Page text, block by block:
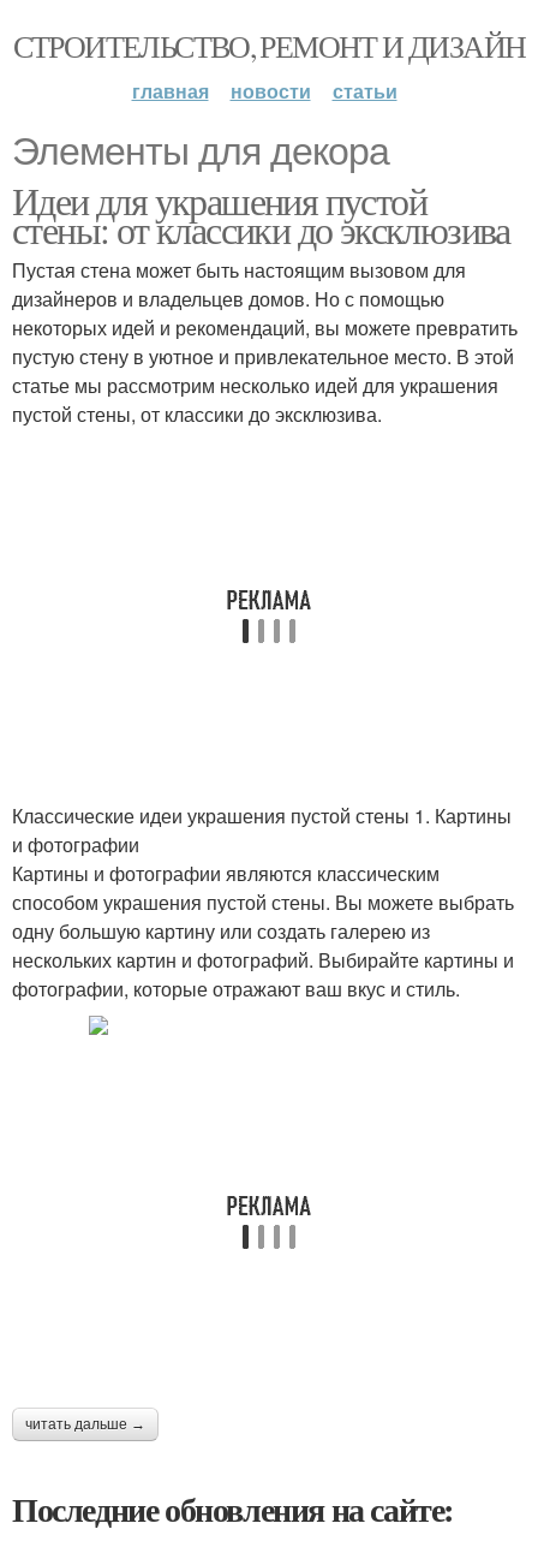
СТРОИТЕЛЬСТВО, РЕМОНТ И ДИЗАЙН
главная новости статьи
Элементы для декора
Идеи для украшения пустой
стены: от классики до эксклюзива
Пустая стена может быть настоящим вызовом для
дизайнеров и владельцев домов. Но с помощью
некоторых идей и рекомендаций, вы можете превратить
пустую стену в уютное и привлекательное место. В этой
статье мы рассмотрим несколько идей для украшения
пустой стены, от классики до эксклюзива.
Классические идеи украшения пустой стены 1. Картины
и фотографии
Картины и фотографии являются классическим
способом украшения пустой стены. Вы можете выбрать
одну большую картину или создать галерею из
нескольких картин и фотографий. Выбирайте картины и
фотографии, которые отражают ваш вкус и стиль.
читать дальше →
Последние обновления на сайте: